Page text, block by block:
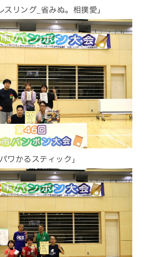
リング_省みぬ。相撲愛」
ワかるスティック」